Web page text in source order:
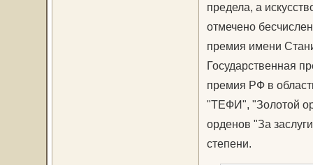
предела, а
отмечено
премия имени
Государственная
премия РФ в
"ТЕФИ", "Золотой
орденов "За
степени.